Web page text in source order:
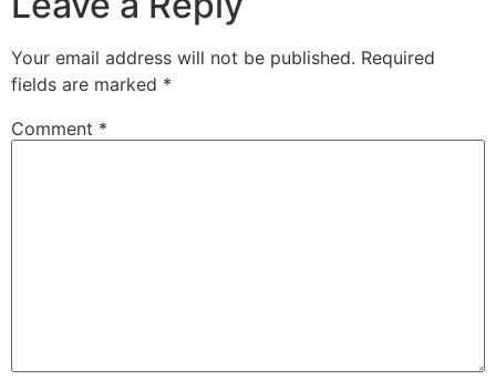
Your email address will not be published. Required
fields are marked *
Comment *